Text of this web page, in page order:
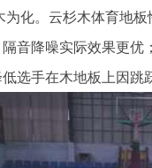
。云杉木体育地板
音降噪实际效果更
选手在木地板上因跳